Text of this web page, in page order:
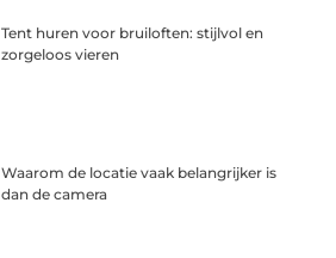
Tent huren voor bruiloften: stijlvol en
zorgeloos vieren
Waarom de locatie vaak belangrijker is
dan de camera